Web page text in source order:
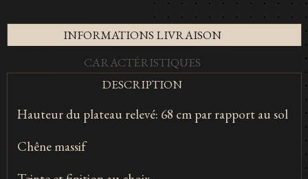
DESCRIPTION
CARACTÉRISTIQUES
INFORMATIONS LIVRAISON
Hauteur du plateau relevé: 68 cm par rapport au sol
Chêne massif